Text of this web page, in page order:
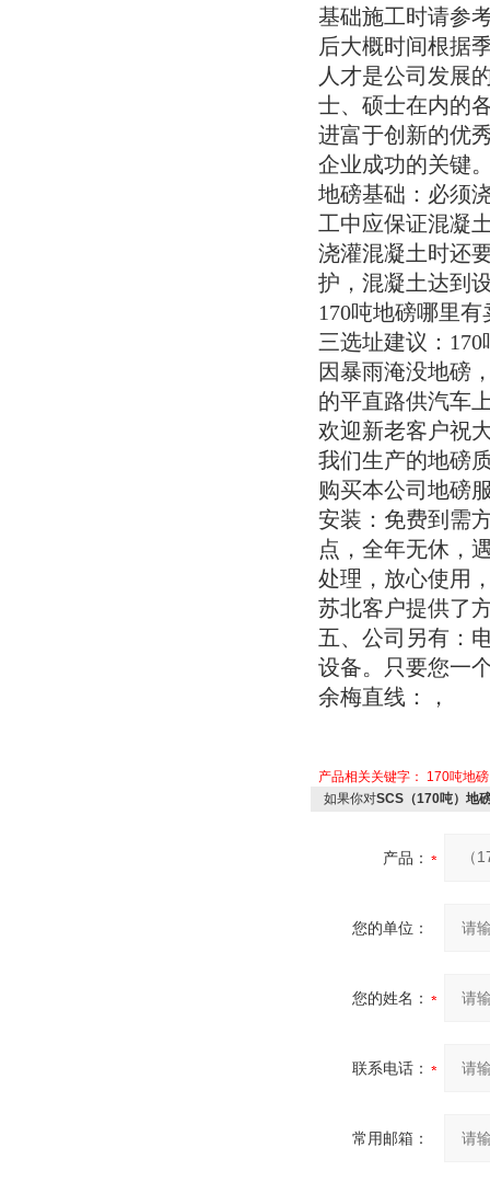
基础施工时请参
后大概时间根据
人才是公司发展
士、硕士在内的
进富于创新的优
企业成功的关键
地磅基础：必须
工中应保证混凝
浇灌混凝土时还
护，混凝土达到
170吨地磅哪里有
三选址建议：
因暴雨淹没地磅
的平直路供汽车
欢迎新老客户祝
我们生产的地磅
购买本公司地磅
安装：免费到需
点，全年无休，
处理，放心使用
苏北客户提供了
五、公司另有：
设备。只要您一
余梅直线：，
产品相关关键字： 170吨地磅
如果你对SCS（170吨）地
产品：
您的单位：
您的姓名：
联系电话：
常用邮箱：